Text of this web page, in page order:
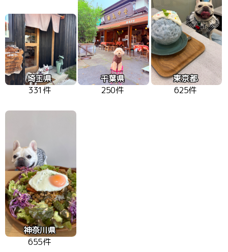
埼玉県
331件
千葉県
250件
東京都
625件
神奈川県
655件